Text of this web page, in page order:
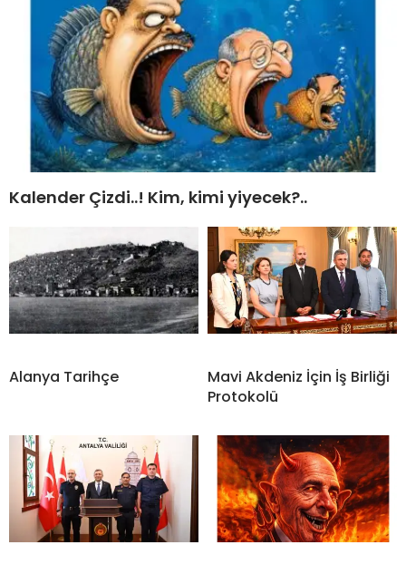
Kalender Çizdi..! Kim, kimi yiyecek?..
Alanya Tarihçe
Mavi Akdeniz İçin İş Birliği
Protokolü